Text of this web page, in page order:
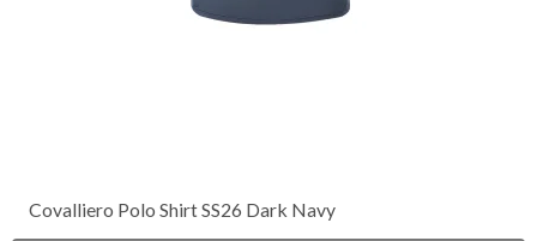
Covalliero Polo Shirt SS26 Dark Navy